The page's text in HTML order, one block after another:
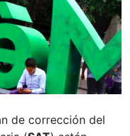
de corrección del